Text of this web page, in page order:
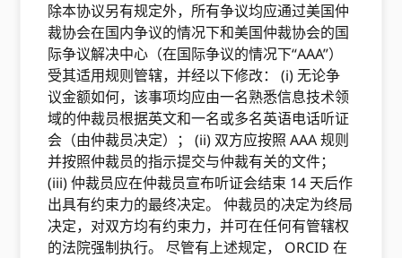
除本协议另有规定外，所有争议均应通过美国仲
裁协会在国内争议的情况下和美国仲裁协会的国
际争议解决中心（在国际争议的情况下“AAA”）
受其适用规则管辖，并经以下修改： (i) 无论争
议金额如何，该事项均应由一名熟悉信息技术领
域的仲裁员根据英文和一名或多名英语电话听证
会（由仲裁员决定）； (ii) 双方应按照 AAA 规则
并按照仲裁员的指示提交与仲裁有关的文件；
(iii) 仲裁员应在仲裁员宣布听证会结束 14 天后作
出具有约束力的最终决定。 仲裁员的决定为终局
决定，对双方均有约束力，并可在任何有管辖权
的法院强制执行。 尽管有上述规定， ORCID 在